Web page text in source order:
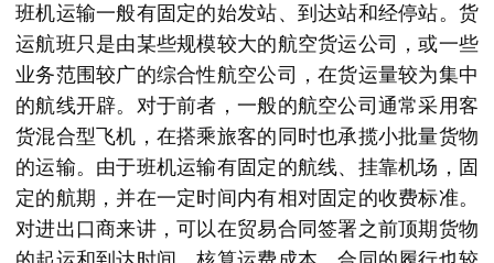
班机运输一般有固定的始发站、到达站和经停站。货
运航班只是由某些规模较大的航空货运公司，或一些
业务范围较广的综合性航空公司，在货运量较为集中
的航线开辟。对于前者，一般的航空公司通常采用客
货混合型飞机，在搭乘旅客的同时也承揽小批量货物
的运输。由于班机运输有固定的航线、挂靠机场，固
定的航期，并在一定时间内有相对固定的收费标准。
对进出口商来讲，可以在贸易合同签署之前顶期货物